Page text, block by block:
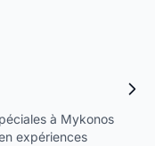
à Mykonos
expériences